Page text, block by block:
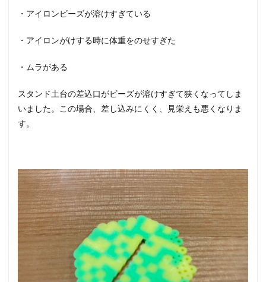
・アイロンビーズが溶けすぎている
・アイロンがけする時に体重をのせすぎた
・ムラがある
スタンド土台の差込口がビーズが溶けすぎて狭くなってしま
いました。この場合、差し込みにくく、見栄えも悪くなりま
す。